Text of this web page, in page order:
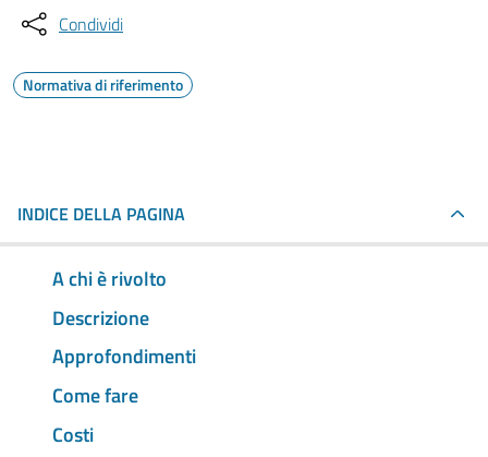
Condividi
Normativa di riferimento
INDICE DELLA PAGINA
A chi è rivolto
Descrizione
Approfondimenti
Come fare
Costi